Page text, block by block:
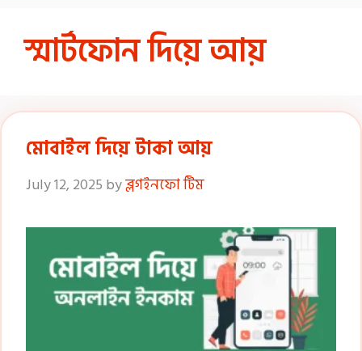
স্মার্টফোন দিয়ে আয়
মোবাইল দিয়ে টাকা আয়
July 12, 2025 byব্লগইনফো টিম